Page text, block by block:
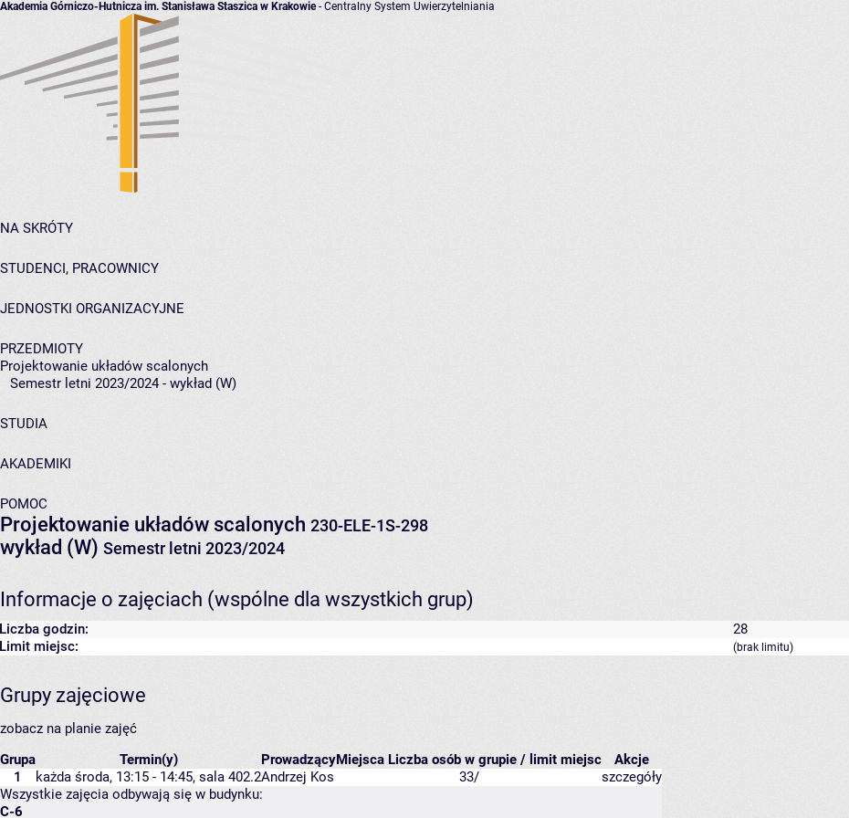
Akademia Górniczo-Hutnicza im. Stanisława Staszica w Krakowie- Centralny System Uwierzytelniania
NA SKRÓTY
STUDENCI, PRACOWNICY
JEDNOSTKI ORGANIZACYJNE
PRZEDMIOTY
Projektowanie układów scalonych
Semestr letni 2023/2024 - wykład (W)
STUDIA
AKADEMIKI
POMOC
Projektowanie układów scalonych 230-ELE-1S-298
wykład (W) Semestr letni 2023/2024
Informacje o zajęciach (wspólne dla wszystkich grup)
Liczba godzin:
28
Limit miejsc:
(brak limitu)
Grupy zajęciowe
zobacz na planie zajęć
Grupa
Termin(y) ProwadzącyMiejsca Liczba osób w grupie / limit miejsc
Akcje
1
każda środa, 13:15 - 14:45, sala 402.2Andrzej Kos 33/
szczegóły
Wszystkie zajęcia odbywają się w budynku:
C-6